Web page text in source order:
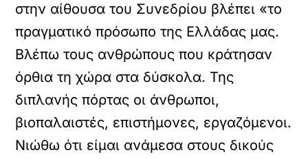
στην αίθουσα του Συνεδρίου βλέπει «το
πραγματικό πρόσωπο της Ελλάδας μας.
Βλέπω τους ανθρώπους που κράτησαν
όρθια τη χώρα στα δύσκολα. Της
διπλανής πόρτας οι άνθρωποι,
βιοπαλαιστές, επιστήμονες, εργαζόμενοι.
Νιώθω ότι είμαι ανάμεσα στους δικούς